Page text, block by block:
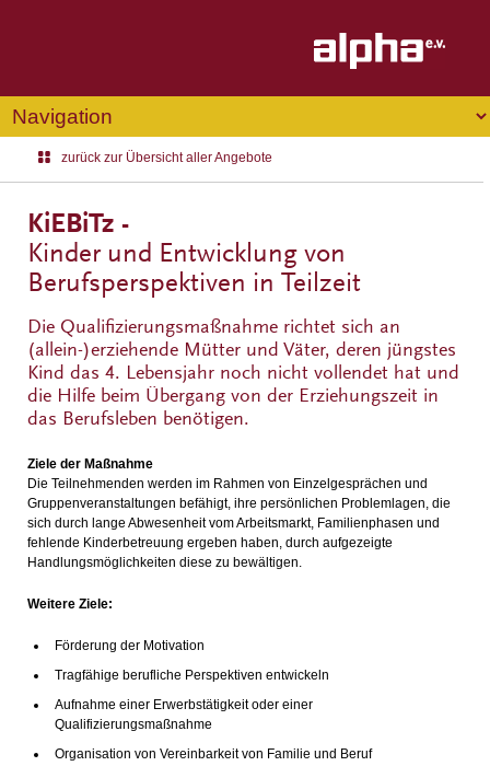
zurück zur Übersicht aller Angebote
KiEBiTz -
Kinder und Entwicklung von
Berufsperspektiven in Teilzeit
Die Qualifizierungsmaßnahme richtet sich an
(allein-)erziehende Mütter und Väter, deren jüngstes
Kind das 4. Lebensjahr noch nicht vollendet hat und
die Hilfe beim Übergang von der Erziehungszeit in
das Berufsleben benötigen.
Ziele der Maßnahme
Die Teilnehmenden werden im Rahmen von Einzelgesprächen und
Gruppenveranstaltungen befähigt, ihre persönlichen Problemlagen, die
sich durch lange Abwesenheit vom Arbeitsmarkt, Familienphasen und
fehlende Kinderbetreuung ergeben haben, durch aufgezeigte
Handlungsmöglichkeiten diese zu bewältigen.
Weitere Ziele:
Förderung der Motivation
Tragfähige berufliche Perspektiven entwickeln
Aufnahme einer Erwerbstätigkeit oder einer
Qualifizierungsmaßnahme
Organisation von Vereinbarkeit von Familie und Beruf